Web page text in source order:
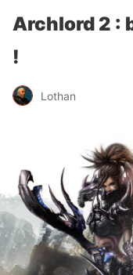
Archlord 2 :
!
Lothan